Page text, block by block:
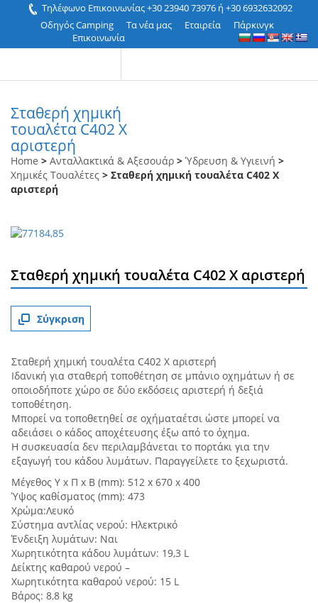
Τηλέφωνο Επικοινωνίας +30 23940 73976 ή +30 6932632092
Οδηγός Camping
Τα νέα μας Εταιρεία
Πάρκινγκ
Επικοινωνία
Σταθερή χημική
τουαλέτα C402 X
αριστερή
Home > Ανταλλακτικά & Αξεσουάρ >Ύδρευση & Υγιεινή >
Χημικές Τουαλέτες > Σταθερή χημική τουαλέτα C402 X
αριστερή
Σταθερή χημική τουαλέτα C402 X αριστερή
Σύγκριση
Σταθερή χημική τουαλέτα C402 X αριστερή
Ιδανική για σταθερή τοποθέτηση σε μπάνιο οχημάτων ή σε
οποιοδήποτε χώρο σε δύο εκδόσεις αριστερή ή δεξιά
τοποθέτηση.
Μπορεί να τοποθετηθεί σε οχήματαέτσι ώστε μπορεί να
αδειάσει ο κάδος αποχέτευσης έξω από το όχημα.
Η συσκευασία δεν περιλαμβάνεται το πορτάκι για την
εξαγωγή του κάδου λυμάτων. Παραγγείλετε το ξεχωριστά.
Μέγεθος Υ x Π x B (mm): 512 x 670 x 400
Ύψος καθίσματος (mm): 473
Χρώμα:Λευκό
Σύστημα αντλίας νερού: Ηλεκτρικό
Ένδειξη λυμάτων: Ναι
Χωρητικότητα κάδου λυμάτων: 19,3 L
Δείκτης καθαρού νερού –
Χωρητικότητα καθαρού νερού: 15 L
Βάρος: 8,8 kg